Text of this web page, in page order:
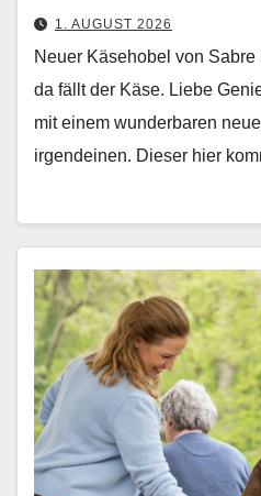
1. AUGUST 2026
Neuer Käsehobel von
da fällt der Käse. Liebe
mit einem wun­der­baren
irgen­deinen. Dieser hier